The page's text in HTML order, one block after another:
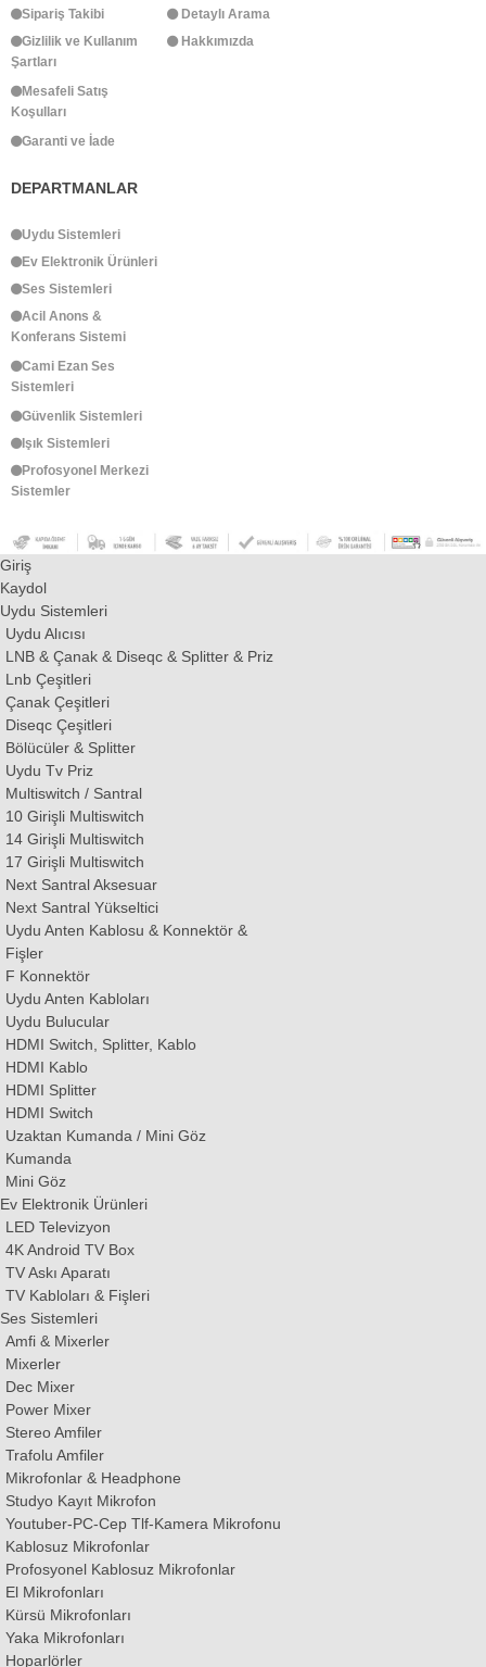
Sipariş Takibi
Gizlilik ve Kullanım
Şartları
Mesafeli Satış
Koşulları
Garanti ve İade
Detaylı Arama
Hakkımızda
DEPARTMANLAR
Uydu Sistemleri
Ev Elektronik Ürünleri
Ses Sistemleri
Acil Anons &
Konferans Sistemi
Cami Ezan Ses
Sistemleri
Güvenlik Sistemleri
Işık Sistemleri
Profosyonel Merkezi
Sistemler
Giriş
Kaydol
Uydu Sistemleri
Uydu Alıcısı
LNB & Çanak & Diseqc & Splitter & Priz
Lnb Çeşitleri
Çanak Çeşitleri
Diseqc Çeşitleri
Bölücüler & Splitter
Uydu Tv Priz
Multiswitch / Santral
10 Girişli Multiswitch
14 Girişli Multiswitch
17 Girişli Multiswitch
Next Santral Aksesuar
Next Santral Yükseltici
Uydu Anten Kablosu & Konnektör &
Fişler
F Konnektör
Uydu Anten Kabloları
Uydu Bulucular
HDMI Switch, Splitter, Kablo
HDMI Kablo
HDMI Splitter
HDMI Switch
Uzaktan Kumanda / Mini Göz
Kumanda
Mini Göz
Ev Elektronik Ürünleri
LED Televizyon
4K Android TV Box
TV Askı Aparatı
TV Kabloları & Fişleri
Ses Sistemleri
Amfi & Mixerler
Mixerler
Dec Mixer
Power Mixer
Stereo Amfiler
Trafolu Amfiler
Mikrofonlar & Headphone
Studyo Kayıt Mikrofon
Youtuber-PC-Cep Tlf-Kamera Mikrofonu
Kablosuz Mikrofonlar
Profosyonel Kablosuz Mikrofonlar
El Mikrofonları
Kürsü Mikrofonları
Yaka Mikrofonları
Hoparlörler